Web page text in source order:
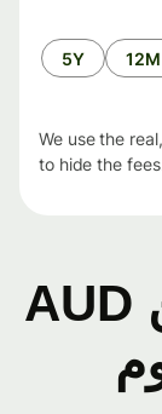
5Y
We use the
to hide the
أسعار الصرف من AUD